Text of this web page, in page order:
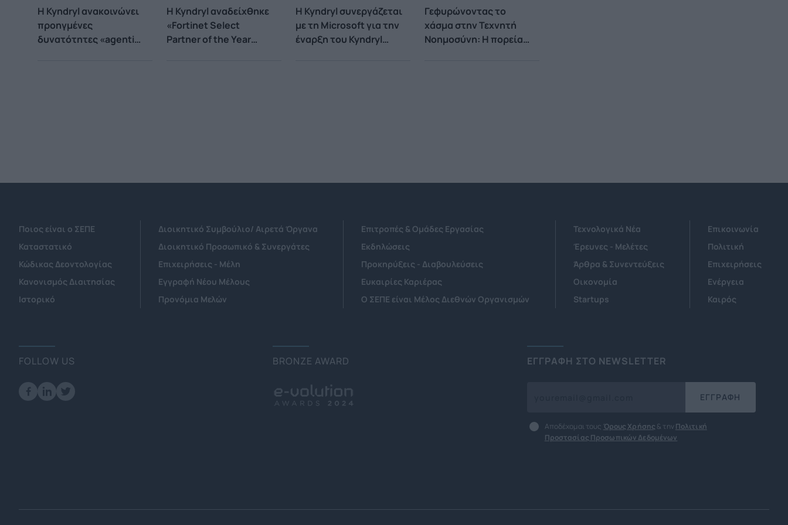
Η Kyndryl ανακοινώνει
προηγμένες
δυνατότητες «agentic
Η Kyndryl αναδείχθηκε
«Fortinet Select
Partner of the Year
Η Kyndryl συνεργάζεται
με τη Microsoft για την
έναρξη του Kyndryl
Γεφυρώνοντας το
χάσμα στην Τεχνητή
Νοημοσύνη: Η πορεία
Ποιος είναι ο ΣΕΠΕ
Καταστατικό
Κώδικας Δεοντολογίας
Κανονισμός Διαιτησίας
Ιστορικό
Διοικητικό Συμβούλιο/ Αιρετά Όργανα
Διοικητικό Προσωπικό & Συνεργάτες
Επιχειρήσεις - Μέλη
Εγγραφή Νέου Μέλους
Προνόμια Μελών
Επιτροπές & Ομάδες Εργασίας
Εκδηλώσεις
Προκηρύξεις - Διαβουλεύσεις
Ευκαιρίες Καριέρας
Ο ΣΕΠΕ είναι Μέλος Διεθνών Οργανισμών
Τεχνολογικά Νέα
Έρευνες - Μελέτες
Άρθρα & Συνεντεύξεις
Οικονομία
Startups
Επικοινωνία
Πολιτική
Επιχειρήσεις
Ενέργεια
Καιρός
FOLLOW US BRONZE AWARD ΕΓΓΡΑΦΗ ΣΤΟ NEWSLETTER
ΕΓΓΡΑΦΗ
Αποδέχομαι τους Όρους Χρήσης & την Πολιτική
Προστασίας Προσωπικών Δεδομένων